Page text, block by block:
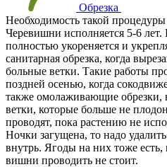
Обрезка
Необходимость такой процедуры
Черевишни исполняется 5-6
полностью укореняется и
санитарная обрезка, когда
больные ветки. Такие работы
поздней осенью, когда
также омолаживающие обрезки,
ветки, которые больше не
проводят, пока растению не
Ночки загущена, то надо
внутрь. Ягоды на них тоже
вишни проводить не стоит.